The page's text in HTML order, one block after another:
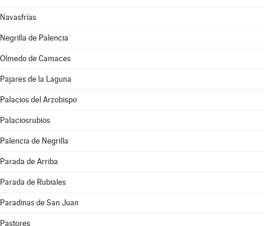
Navasfrías
Negrilla de Palencia
Olmedo de Camaces
Pajares de la Laguna
Palacios del Arzobispo
Palaciosrubios
Palencia de Negrilla
Parada de Arriba
Parada de Rubiales
Paradinas de San Juan
Pastores